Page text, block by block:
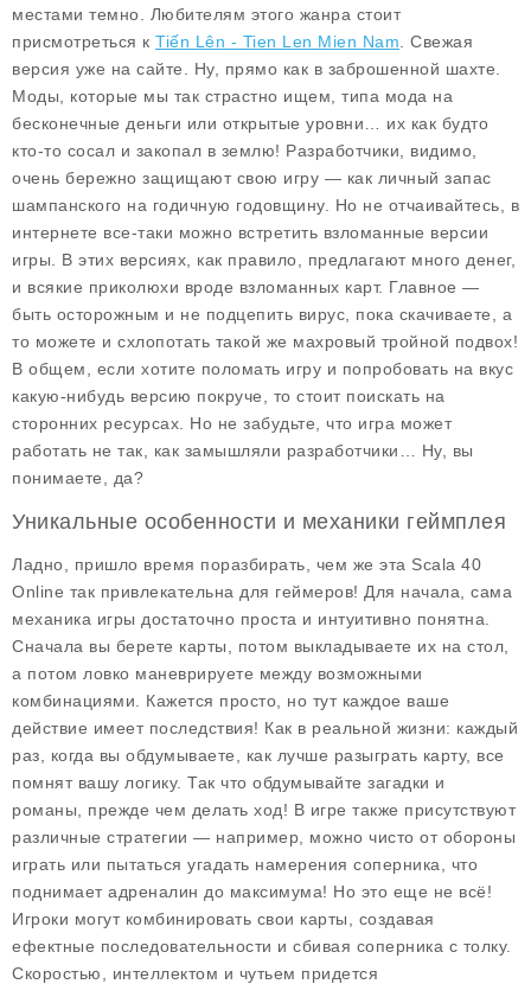
местами темно. Любителям этого жанра стоит
присмотреться к Tiến Lên - Tien Len Mien Nam . Свежая
версия уже на сайте. Ну, прямо как в заброшенной шахте.
Моды, которые мы так страстно ищем, типа мода на
бесконечные деньги или открытые уровни… их как будто
кто-то сосал и закопал в землю! Разработчики, видимо,
очень бережно защищают свою игру — как личный запас
шампанского на годичную годовщину. Но не отчаивайтесь, в
интернете все-таки можно встретить взломанные версии
игры. В этих версиях, как правило, предлагают много денег,
и всякие приколюхи вроде взломанных карт. Главное —
быть осторожным и не подцепить вирус, пока скачиваете, а
то можете и схлопотать такой же махровый тройной подвох!
В общем, если хотите поломать игру и попробовать на вкус
какую-нибудь версию покруче, то стоит поискать на
сторонних ресурсах. Но не забудьте, что игра может
работать не так, как замышляли разработчики… Ну, вы
понимаете, да?
Уникальные особенности и механики геймплея
Ладно, пришло время поразбирать, чем же эта Scala 40
Online так привлекательна для геймеров! Для начала, сама
механика игры достаточно проста и интуитивно понятна.
Сначала вы берете карты, потом выкладываете их на стол,
а потом ловко маневрируете между возможными
комбинациями. Кажется просто, но тут каждое ваше
действие имеет последствия! Как в реальной жизни: каждый
раз, когда вы обдумываете, как лучше разыграть карту, все
помнят вашу логику. Так что обдумывайте загадки и
романы, прежде чем делать ход! В игре также присутствуют
различные стратегии — например, можно чисто от обороны
играть или пытаться угадать намерения соперника, что
поднимает адреналин до максимума! Но это еще не всё!
Игроки могут комбинировать свои карты, создавая
ефектные последовательности и сбивая соперника с толку.
Скоростью, интеллектом и чутьем придется